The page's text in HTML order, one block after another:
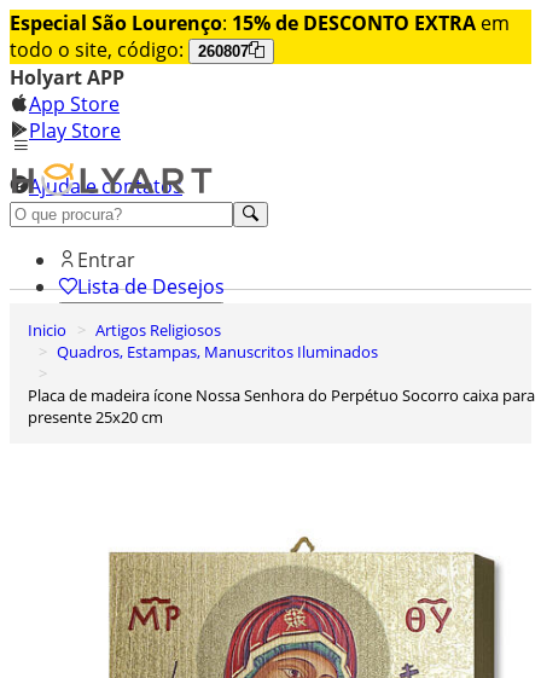
Especial São Lourenço: 15% de DESCONTO EXTRA em
todo o site, código:
260807
Holyart APP
App Store
Play Store
Ajuda e contatos
Conheça premium
Entrar
Lista de Desejos
0
Carrinho de Compras
Inicio
Artigos Religiosos
Quadros, Estampas, Manuscritos Iluminados
Placa de madeira ícone Nossa Senhora do Perpétuo Socorro caixa para
presente 25x20 cm